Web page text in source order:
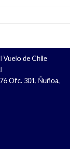
Vuelo de Chile
Ofc. 301, Ñuñoa,